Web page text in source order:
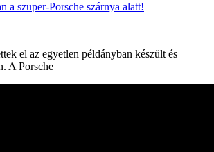
a szuper-Porsche szárnya alatt!
el az egyetlen példányban készült és
A Porsche